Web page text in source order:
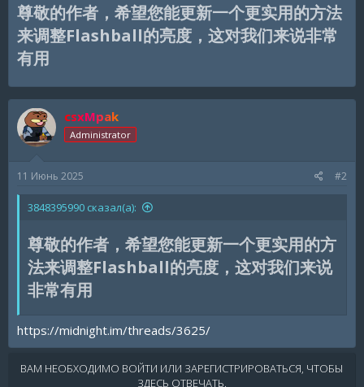
а
尊敬的作者，希望您能更新一个更实用的方法
来调整Flashball的亮度，这对我们来说非常
有用​
csxMpak
Administrator
11 Июнь 2025 #2
3848395990 сказал(а):
尊敬的作者，希望您能更新一个更实用的方
法来调整Flashball的亮度，这对我们来说
非常有用​
https://midnight.im/threads/3625/
ВАМ НЕОБХОДИМО ВОЙТИ ИЛИ ЗАРЕГИСТРИРОВАТЬСЯ, ЧТОБЫ
ЗДЕСЬ ОТВЕЧАТЬ.